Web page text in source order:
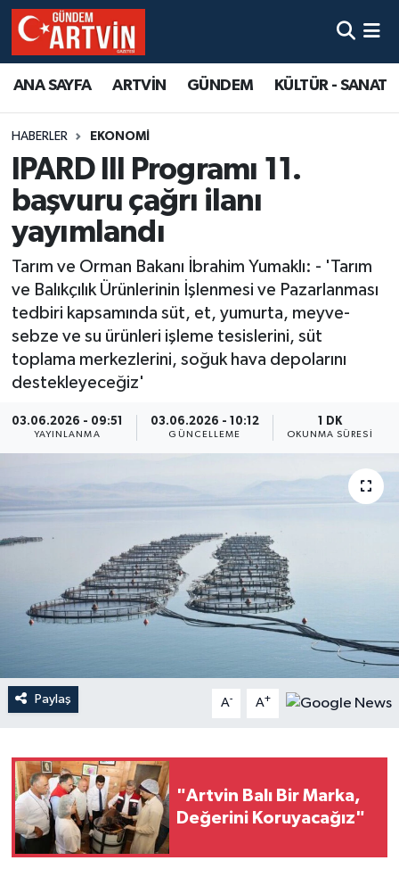
ANA SAYFA ARTVİN GÜNDEM KÜLTÜR - SANAT
HABERLER EKONOMİ
IPARD III Programı 11.
başvuru çağrı ilanı
yayımlandı
Tarım ve Orman Bakanı İbrahim Yumaklı: - 'Tarım
ve Balıkçılık Ürünlerinin İşlenmesi ve Pazarlanması
tedbiri kapsamında süt, et, yumurta, meyve-
sebze ve su ürünleri işleme tesislerini, süt
toplama merkezlerini, soğuk hava depolarını
destekleyeceğiz'
03.06.2026 - 09:51
YAYINLANMA
03.06.2026 - 10:12
GÜNCELLEME
1 DK
OKUNMA SÜRESI
Paylaş A- A+
"Artvin Balı Bir Marka,
Değerini Koruyacağız"